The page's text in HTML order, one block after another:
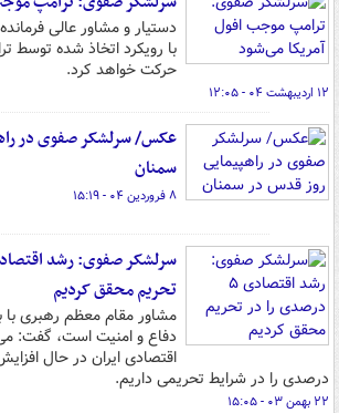
دستیار و مشاور عالی
با رویکرد اتخاذ شده توسط
حرکت خواهد کرد.
۱۲ اردیبهشت ۰۴ - ۱۲:۰۵
عکس/ سرلشکر صفوی در
سمنان
۸ فروردین ۰۴ - ۱۵:۱۹
تحریم محقق کردیم
مشاور مقام معظم رهبری
دفاع و امنیت است، گفت:
درصدی را در شرایط تحریمی داریم.
۲۲ بهمن ۰۳ - ۱۵:۰۵